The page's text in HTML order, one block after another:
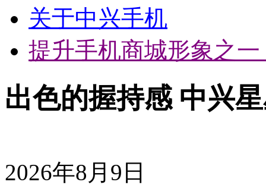
关于中兴手机
提升手机商城形象之
出色的握持感 中兴
2026年8月9日